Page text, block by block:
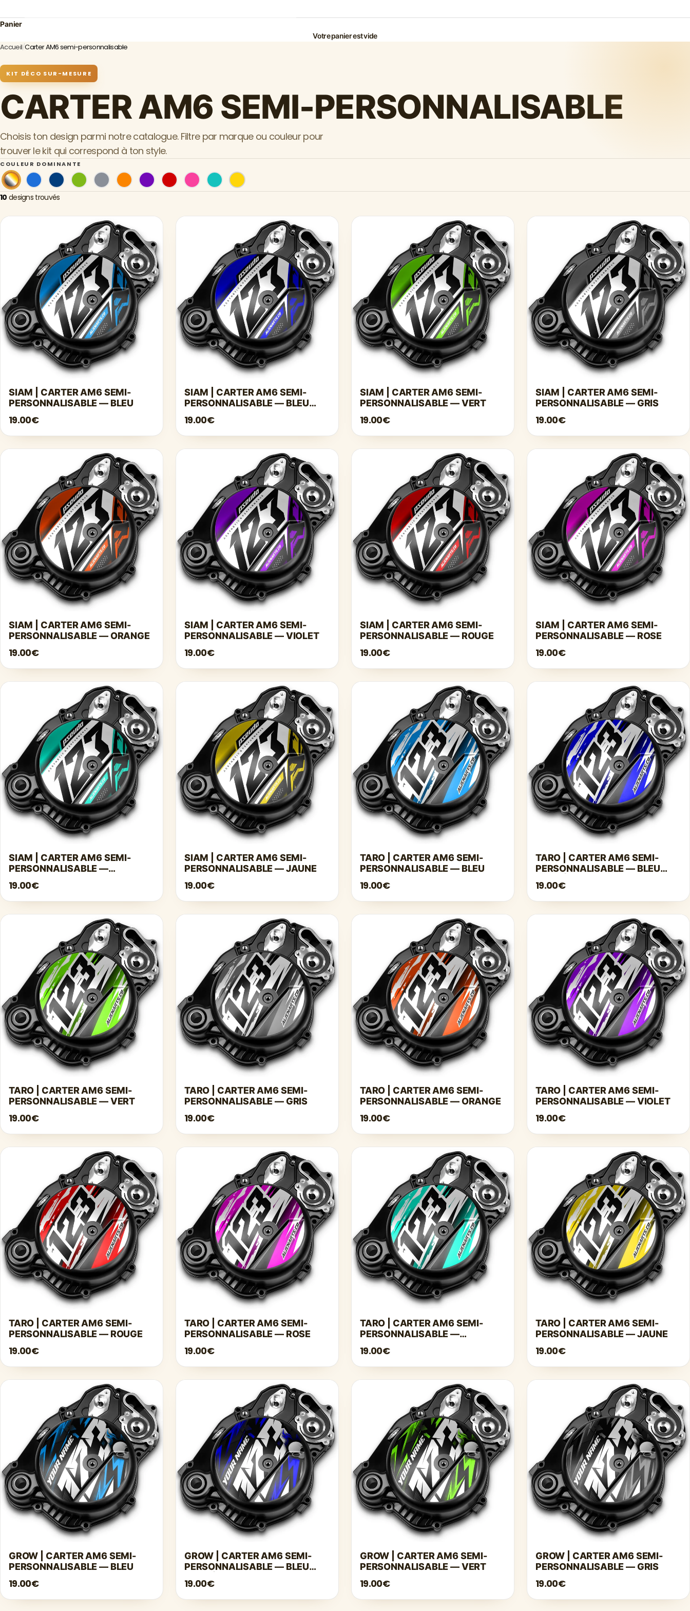
Panier
Votre panier est vide
Accueil/Carter AM6 semi-personnalisable
KIT DÉCO SUR-MESURE
CARTER AM6 SEMI-PERSONNALISABLE
Choisis ton design parmi notre catalogue. Filtre par marque ou couleur pour
trouver le kit qui correspond à ton style.
COULEUR DOMINANTE
10 designs trouvés
SIAM | CARTER AM6 SEMI-
PERSONNALISABLE — BLEU
19.00€
SIAM | CARTER AM6 SEMI-
PERSONNALISABLE — BLEU
19.00€
SIAM | CARTER AM6 SEMI-
PERSONNALISABLE — VERT
19.00€
SIAM | CARTER AM6 SEMI-
PERSONNALISABLE — GRIS
19.00€
SIAM | CARTER AM6 SEMI-
PERSONNALISABLE — ORANGE
19.00€
SIAM | CARTER AM6 SEMI-
PERSONNALISABLE — VIOLET
19.00€
SIAM | CARTER AM6 SEMI-
PERSONNALISABLE — ROUGE
19.00€
SIAM | CARTER AM6 SEMI-
PERSONNALISABLE — ROSE
19.00€
SIAM | CARTER AM6 SEMI-
PERSONNALISABLE —
19.00€
SIAM | CARTER AM6 SEMI-
PERSONNALISABLE — JAUNE
19.00€
TARO | CARTER AM6 SEMI-
PERSONNALISABLE — BLEU
19.00€
TARO | CARTER AM6 SEMI-
PERSONNALISABLE — BLEU
19.00€
TARO | CARTER AM6 SEMI-
PERSONNALISABLE — VERT
19.00€
TARO | CARTER AM6 SEMI-
PERSONNALISABLE — GRIS
19.00€
TARO | CARTER AM6 SEMI-
PERSONNALISABLE — ORANGE
19.00€
TARO | CARTER AM6 SEMI-
PERSONNALISABLE — VIOLET
19.00€
TARO | CARTER AM6 SEMI-
PERSONNALISABLE — ROUGE
19.00€
TARO | CARTER AM6 SEMI-
PERSONNALISABLE — ROSE
19.00€
TARO | CARTER AM6 SEMI-
PERSONNALISABLE —
19.00€
TARO | CARTER AM6 SEMI-
PERSONNALISABLE — JAUNE
19.00€
GROW | CARTER AM6 SEMI-
PERSONNALISABLE — BLEU
19.00€
GROW | CARTER AM6 SEMI-
PERSONNALISABLE — BLEU
19.00€
GROW | CARTER AM6 SEMI-
PERSONNALISABLE — VERT
19.00€
GROW | CARTER AM6 SEMI-
PERSONNALISABLE — GRIS
19.00€